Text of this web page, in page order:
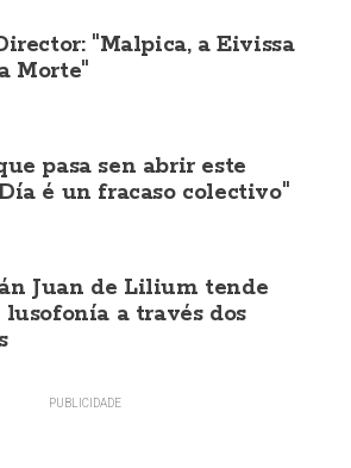
"Malpica, a Eivissa
Morte"
pasa sen abrir este
é un fracaso colectivo"
Juan de Lilium tende
lusofonía a través dos